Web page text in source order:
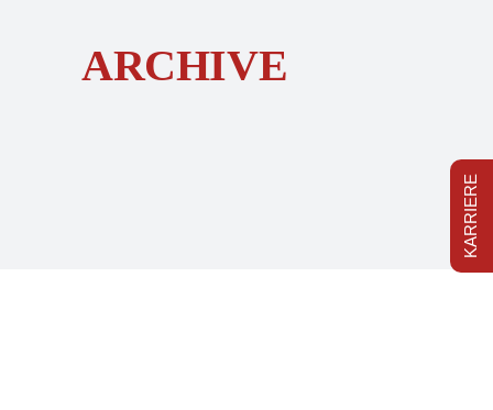
ARCHIVE
KARRIERE